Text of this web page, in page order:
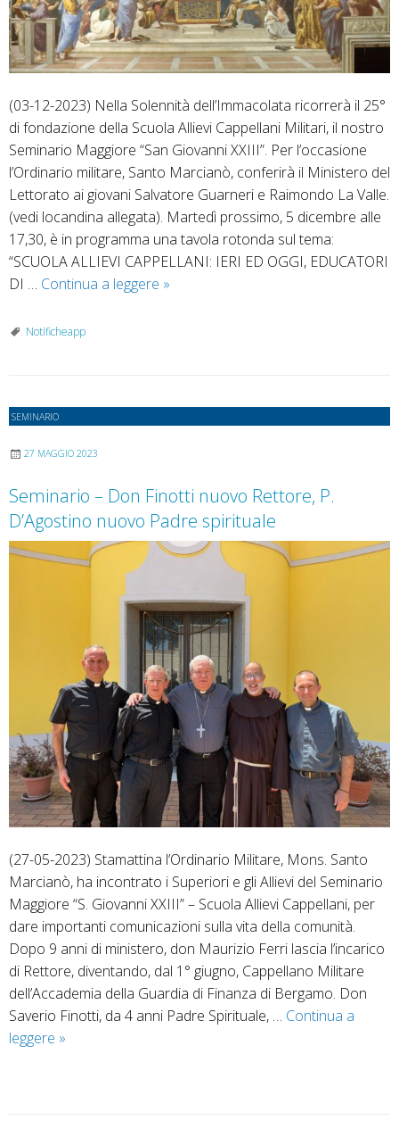
(03-12-2023) Nella Solennità dell’Immacolata ricorrerà il 25°
di fondazione della Scuola Allievi Cappellani Militari, il nostro
Seminario Maggiore “San Giovanni XXIII”. Per l’occasione
l’Ordinario militare, Santo Marcianò, conferirà il Ministero del
Lettorato ai giovani Salvatore Guarneri e Raimondo La Valle.
(vedi locandina allegata). Martedì prossimo, 5 dicembre alle
17,30, è in programma una tavola rotonda sul tema:
“SCUOLA ALLIEVI CAPPELLANI: IERI ED OGGI, EDUCATORI
DI … Continua a leggere Si
Maggiore
»
Notificheapp
SEMINARIO
27 MAGGIO 2023
Seminario – Don Finotti nuovo Rettore, P.
D’Agostino nuovo Padre spirituale
(27-05-2023) Stamattina l’Ordinario Militare, Mons. Santo
Marcianò, ha incontrato i Superiori e gli Allievi del Seminario
Maggiore “S. Giovanni XXIII” – Scuola Allievi Cappellani, per
dare importanti comunicazioni sulla vita della comunità.
Dopo 9 anni di ministero, don Maurizio Ferri lascia l’incarico
di Rettore, diventando, dal 1° giugno, Cappellano Militare
dell’Accademia della Guardia di Finanza di Bergamo. Don
Saverio Finotti, da 4 anni Padre Spirituale, … Continua a
leggere Seminario
»